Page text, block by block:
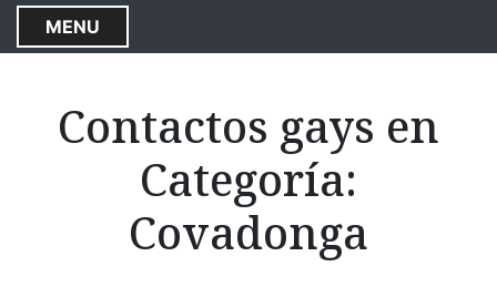
MENU
Contactos gays en
Categoría:
Covadonga